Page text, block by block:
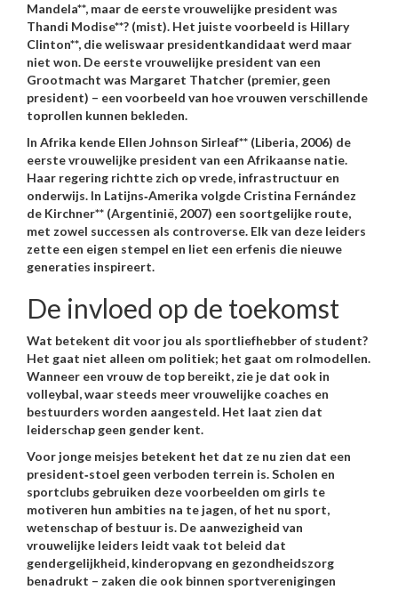
Mandela**, maar de eerste vrouwelijke president was
Thandi Modise**? (mist). Het juiste voorbeeld is Hillary
Clinton**, die weliswaar presidentkandidaat werd maar
niet won. De eerste vrouwelijke president van een
Grootmacht was Margaret Thatcher (premier, geen
president) – een voorbeeld van hoe vrouwen verschillende
toprollen kunnen bekleden.
In Afrika kende Ellen Johnson Sirleaf** (Liberia, 2006) de
eerste vrouwelijke president van een Afrikaanse natie.
Haar regering richtte zich op vrede, infrastructuur en
onderwijs. In Latijns‑Amerika volgde Cristina Fernández
de Kirchner** (Argentinië, 2007) een soortgelijke route,
met zowel successen als controverse. Elk van deze leiders
zette een eigen stempel en liet een erfenis die nieuwe
generaties inspireert.
De invloed op de toekomst
Wat betekent dit voor jou als sportliefhebber of student?
Het gaat niet alleen om politiek; het gaat om rolmodellen.
Wanneer een vrouw de top bereikt, zie je dat ook in
volleybal, waar steeds meer vrouwelijke coaches en
bestuurders worden aangesteld. Het laat zien dat
leiderschap geen gender kent.
Voor jonge meisjes betekent het dat ze nu zien dat een
president‑stoel geen verboden terrein is. Scholen en
sportclubs gebruiken deze voorbeelden om girls te
motiveren hun ambities na te jagen, of het nu sport,
wetenschap of bestuur is. De aanwezigheid van
vrouwelijke leiders leidt vaak tot beleid dat
gendergelijkheid, kinderopvang en gezondheidszorg
benadrukt – zaken die ook binnen sportverenigingen